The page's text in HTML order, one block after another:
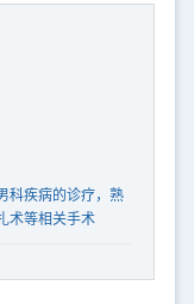
科疾病的诊疗，熟
术等相关手术